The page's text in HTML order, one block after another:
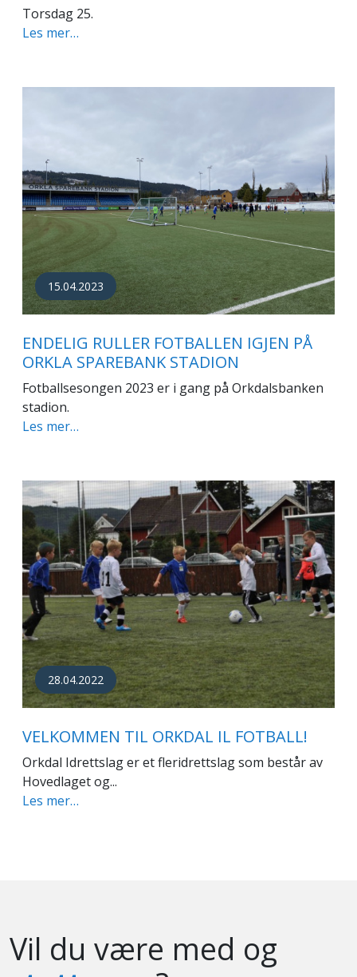
Torsdag 25.
Les mer…
15.04.2023
ENDELIG RULLER FOTBALLEN IGJEN PÅ
ORKLA SPAREBANK STADION
Fotballsesongen 2023 er i gang på Orkdalsbanken
stadion.
Les mer…
28.04.2022
VELKOMMEN TIL ORKDAL IL FOTBALL!
Orkdal Idrettslag er et fleridrettslag som består av
Hovedlaget og...
Les mer…
Vil du være med og